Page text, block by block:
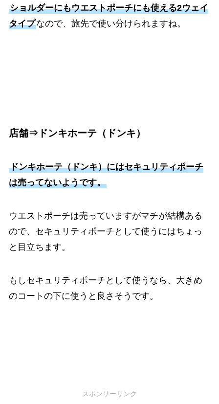
ショルダーにもウエストポーチにも使える2ウェイ
タイプなので、旅先で使い分けられますね。
店舗⇒ドンキホーテ（ドンキ）
ドンキホーテ（ドンキ）にはセキュリティポーチ
は売ってないようです。
ウエストポーチは売っていますがマチが結構ある
ので、セキュリティポーチとして使うにはちょっ
と目立ちます。
もしセキュリティポーチとして使うなら、大きめ
のコートの下に使うと良さそうです。
スポンサーリンク